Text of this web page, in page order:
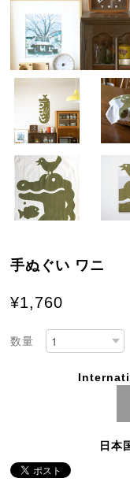
手ぬぐい ワニ
¥1,760
数量
日本